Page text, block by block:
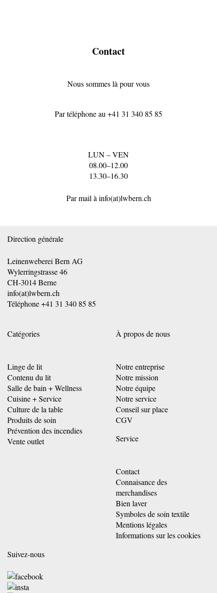
Contact
Nous sommes là pour vous
Par téléphone au+41 31 340 85 85
LUN – VEN
08.00–12.00
13.30–16.30
Par mail àinfo(at)lwbern.ch
Direction générale
Leinenweberei Bern AG
Wylerringstrasse 46
CH-3014 Berne
info(at)lwbern.ch
Téléphone+41 31 340 85 85
Catégories
Linge de lit
Contenu du lit
Salle de bain + Wellness
Cuisine + Service
Culture de la table
Produits de soin
Prévention des incendies
Vente outlet
À propos de nous
Notre entreprise
Notre mission
Notre équipe
Notre service
Conseil sur place
CGV
Service
Contact
Connaisance des
merchandises
Bien laver
Symboles de soin textile
Mentions légales
Informations sur les cookies
Suivez-nous